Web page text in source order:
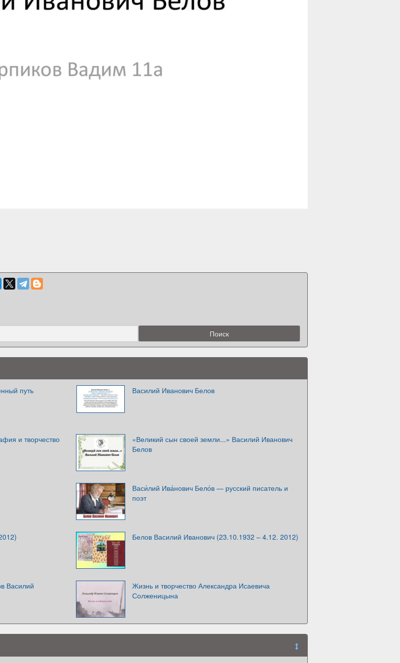
путь Василий Иванович Белов
и творчество
«Великий сын своей земли...» Василий Иванович
Белов
Васи́лий Ива́нович Бело́в — русский писатель и
поэт
Белов Василий Иванович (23.10.1932 – 4.12. 2012)
Василий
Жизнь и творчество Александра Исаевича
Солженицына